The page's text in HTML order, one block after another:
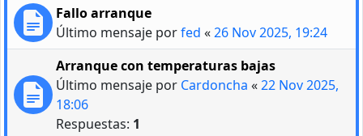
Fallo arranque
Último mensaje porfed «26 Nov 2025, 19:24
Arranque con temperaturas bajas
Último mensaje por Cardoncha «22 Nov 2025,
18:06
Respuestas: 1